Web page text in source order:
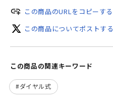
add_link この商品のURLをコピーする
この商品についてポストする
この商品の関連キーワード
ダイヤル式